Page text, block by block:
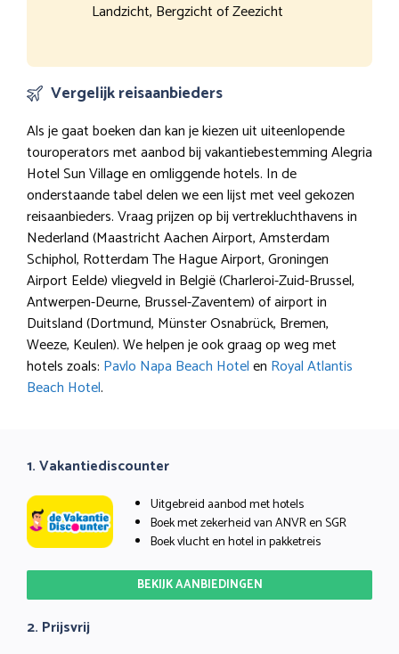
Landzicht, Bergzicht of Zeezicht
Vergelijk reisaanbieders
Als je gaat boeken dan kan je kiezen uit uiteenlopende
touroperators met aanbod bij vakantiebestemming Alegria
Hotel Sun Village en omliggende hotels. In de
onderstaande tabel delen we een lijst met veel gekozen
reisaanbieders. Vraag prijzen op bij vertrekluchthavens in
Nederland (Maastricht Aachen Airport, Amsterdam
Schiphol, Rotterdam The Hague Airport, Groningen
Airport Eelde) vliegveld in België (Charleroi-Zuid-Brussel,
Antwerpen-Deurne, Brussel-Zaventem) of airport in
Duitsland (Dortmund, Münster Osnabrück, Bremen,
Weeze, Keulen). We helpen je ook graag op weg met
hotels zoals: Pavlo Napa Beach Hotelen Royal Atlantis
Beach Hotel.
1. Vakantiediscounter
Uitgebreid aanbod met hotels
Boek met zekerheid van ANVR en SGR
Boek vlucht en hotel in pakketreis
BEKIJK AANBIEDINGEN
2. Prijsvrij